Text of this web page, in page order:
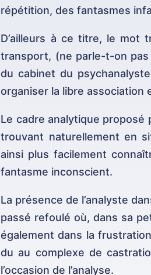
répétition, des fantasmes
D’ailleurs à ce titre, le mot
transport, (ne parle-t-on
du cabinet du
organiser la libre association
Le cadre analytique proposé
trouvant naturellement en
ainsi plus facilement
fantasme inconscient.
La présence de l’analyste
passé refoulé où, dans sa
également dans la
du au complexe de
l’occasion de l’analyse.